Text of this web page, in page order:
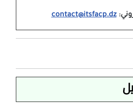
contact@itsfacp.dz